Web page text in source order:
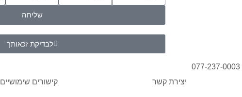
שליחה
לבדיקת זכאותך
יצירת קשר קישורים שימושיים